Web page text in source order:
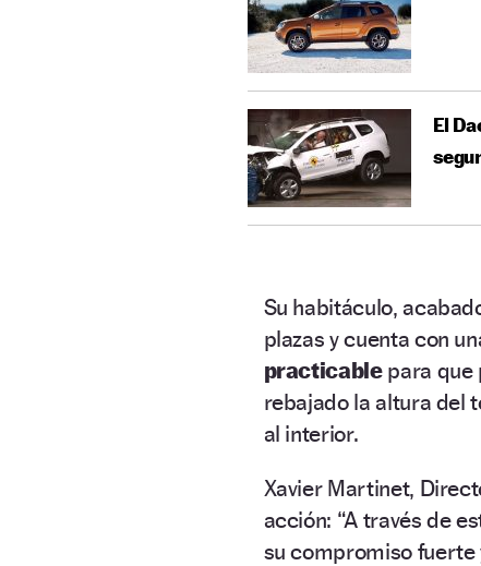
El
Su habitáculo,
plazas y cuenta con
practicablepara que
rebajado la altura del
al interior.
Xavier Martinet,
acción: “A través de
su compromiso fuerte